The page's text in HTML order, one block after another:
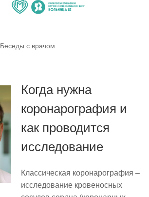
Беседы с врачом
Когда нужна
коронарография и
как проводится
исследование
Классическая коронарография –
исследование кровеносных